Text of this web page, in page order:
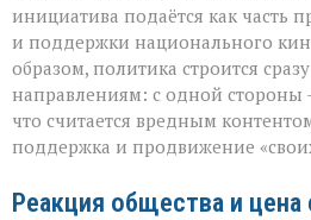
инициатива подаётся как часть
и поддержки национального
образом, политика строится
направлениям: с одной стороны
что считается вредным
поддержка и продвижение
Реакция общества и цена